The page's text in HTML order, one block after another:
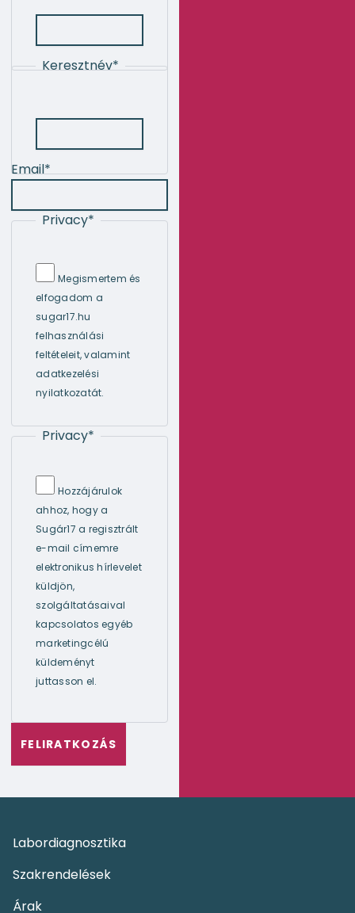
Keresztnév*
Email*
Privacy*
Megismertem és
elfogadom a
sugar17.hu
felhasználási
feltételeit, valamint
adatkezelési
nyilatkozatát.
Privacy*
Hozzájárulok
ahhoz, hogy a
Sugár17 a regisztrált
e-mail címemre
elektronikus hírlevelet
küldjön,
szolgáltatásaival
kapcsolatos egyéb
marketingcélú
küldeményt
juttasson el.
Labordiagnosztika
Szakrendelések
Árak